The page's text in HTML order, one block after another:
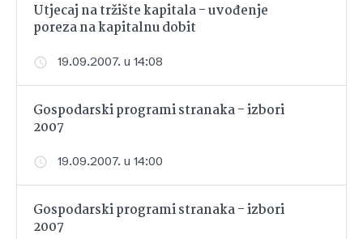
Utjecaj na tržište kapitala - uvođenje
poreza na kapitalnu dobit
19.09.2007. u 14:08
Gospodarski programi stranaka - izbori
2007
19.09.2007. u 14:00
Gospodarski programi stranaka - izbori
2007